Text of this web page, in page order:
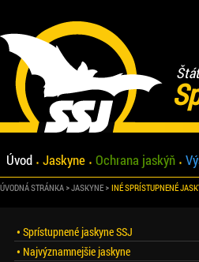
Úvod Jaskyne Ochrana jaskýň
ÚVODNÁ STRÁNKA JASKYNE INÉ SPRÍSTUPNENÉ
Sprístupnené jaskyne SSJ
Najvýznamnejšie jaskyne